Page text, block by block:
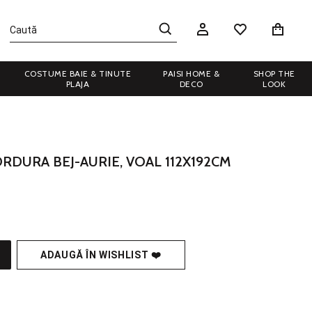
COSTUME BAIE & TINUTE
PLAJA
PAISI HOME &
DECO
SHOP THE
LOOK
BEJ-AURIE, VOAL 112X192CM
ADAUGĂ ÎN WISHLIST ❤️